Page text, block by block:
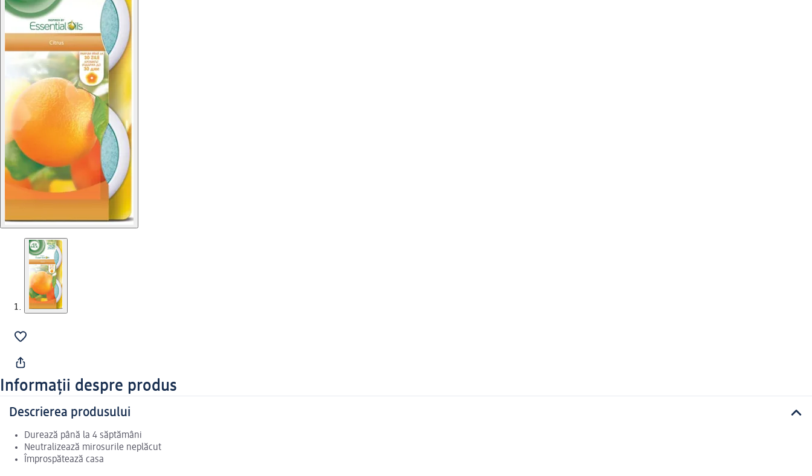
Informații despre produs
Descrierea produsului
Durează până la 4 săptămâni
Neutralizează mirosurile neplăcut
Împrospătează casa